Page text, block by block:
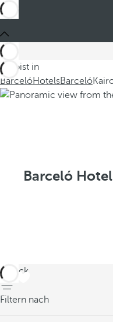
Du bist in
BarcelóHotelsBarceló
Barceló
zurück
Filtern nach